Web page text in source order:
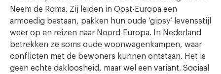
Neem de Roma. Zij leiden in Oost-Europa een
armoedig bestaan, pakken hun oude ‘gipsy’ levensstijl
weer op en reizen naar Noord-Europa. In Nederland
betrekken ze soms oude woonwagenkampen, waar
conflicten met de bewoners kunnen ontstaan. Het is
geen echte dakloosheid, maar wel een variant. Sociaal